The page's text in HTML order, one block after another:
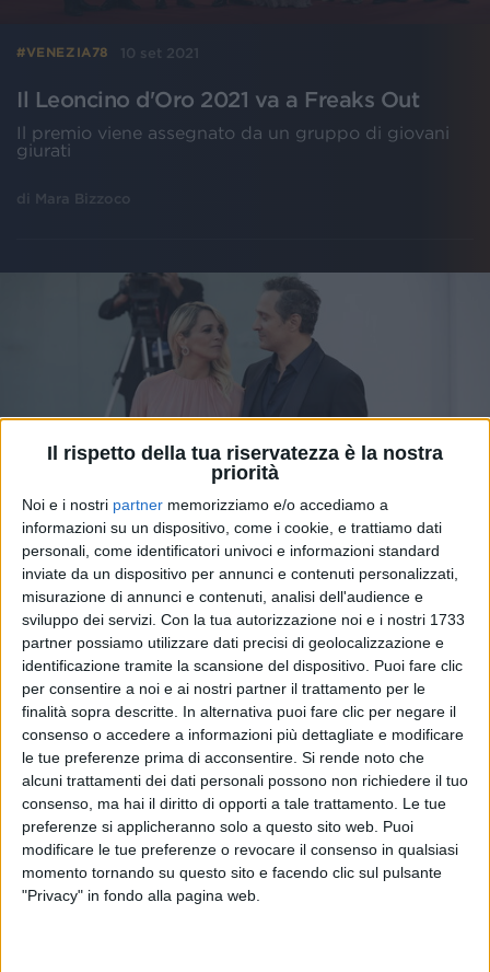
Il rispetto della tua riservatezza è la nostra
priorità
Noi e i nostri partner memorizziamo e/o accediamo a
informazioni su un dispositivo, come i cookie, e trattiamo dati
personali, come identificatori univoci e informazioni standard
inviate da un dispositivo per annunci e contenuti personalizzati,
misurazione di annunci e contenuti, analisi dell'audience e
sviluppo dei servizi. Con la tua autorizzazione noi e i nostri 1733
partner possiamo utilizzare dati precisi di geolocalizzazione e
identificazione tramite la scansione del dispositivo. Puoi fare clic
per consentire a noi e ai nostri partner il trattamento per le
finalità sopra descritte. In alternativa puoi fare clic per negare il
consenso o accedere a informazioni più dettagliate e modificare
le tue preferenze prima di acconsentire. Si rende noto che
alcuni trattamenti dei dati personali possono non richiedere il tuo
consenso, ma hai il diritto di opporti a tale trattamento. Le tue
preferenze si applicheranno solo a questo sito web. Puoi
modificare le tue preferenze o revocare il consenso in qualsiasi
momento tornando su questo sito e facendo clic sul pulsante
"Privacy" in fondo alla pagina web.
#VENEZIA78 10 set 2021
Il Leoncino d'Oro 2021 va a Freaks Out
Il premio viene assegnato da un gruppo di giovani
giurati
di Mara Bizzoco
#VENEZIA78 09 set 2021
Claudio Santamaria a Radio Italia: “Anche
io sono stato un emarginato”
L’attore fa il red carpet con la moglie Francesca
(incinta). Le FOTO